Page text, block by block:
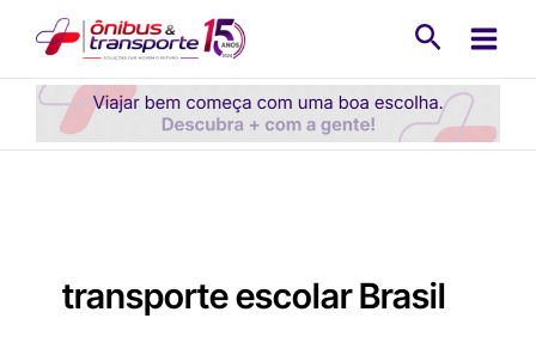
conteúdo
transporte escolar Brasil